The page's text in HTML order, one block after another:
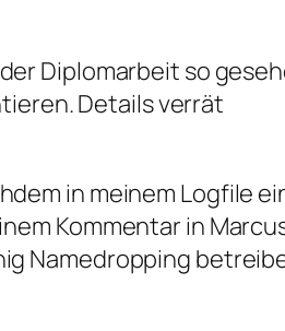
Diplomarbeit so
Details verrät
in meinem Logfile
Kommentar in
Namedropping